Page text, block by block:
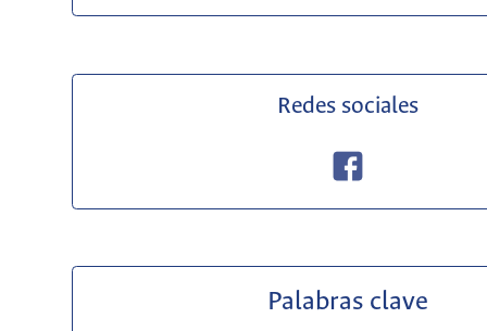
Redes sociales
Palabras clave